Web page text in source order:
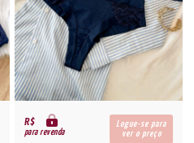
R$
para revenda
Logue-se para
ver o preço